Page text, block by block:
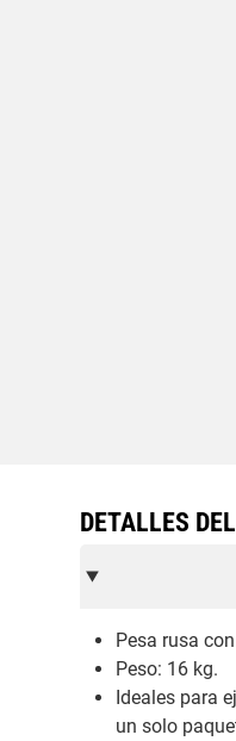
DETALLES
Pesa rusa
Peso: 16 kg.
Ideales para
un solo